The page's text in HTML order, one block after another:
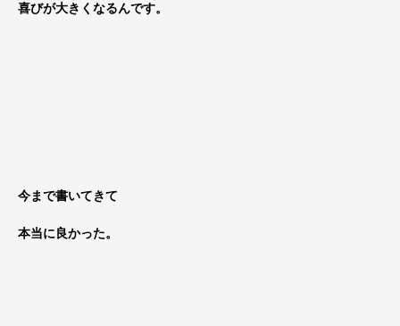
喜びが大きくなるんです。
今まで書いてきて
本当に良かった。